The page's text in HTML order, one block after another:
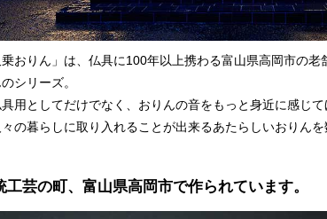
乗おりん」は、仏具に100年以上携わる富山県高岡市の
シリーズ。
具用としてだけでなく、おりんの音をもっと身近に感じ
の暮らしに取り入れることが出来るあたらしいおりんを
工芸の町、富山県高岡市で作られています。